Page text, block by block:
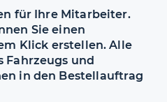
für Ihre Mitarbeiter.
Sie einen
Klick erstellen. Alle
Fahrzeugs und
in den Bestellauftrag